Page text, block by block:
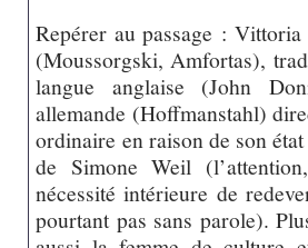
Repérer au passage :
(Moussorgski, Amfortas),
langue anglaise (John
allemande (Hoffmanstahl)
ordinaire en raison de son
de Simone Weil
nécessité intérieure de
pourtant pas sans parole).